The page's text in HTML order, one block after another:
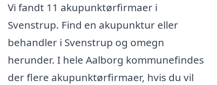
Vi fandt 11 akupunktørfirmaer i
Svenstrup. Find en akupunktur eller
behandler i Svenstrup og omegn
herunder. I hele Aalborg kommunefindes
der flere akupunktørfirmaer, hvis du vil